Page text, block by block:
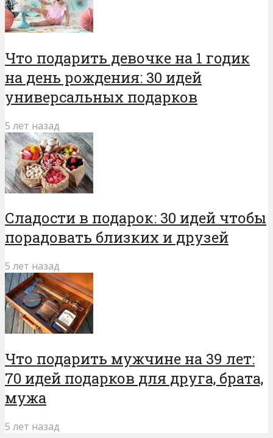
Что подарить девочке на 1 годик
на день рождения: 30 идей
универсальных подарков
5 лет назад
Сладости в подарок: 30 идей чтобы
порадовать близких и друзей
5 лет назад
Что подарить мужчине на 39 лет:
70 идей подарков для друга, брата,
мужа
5 лет назад